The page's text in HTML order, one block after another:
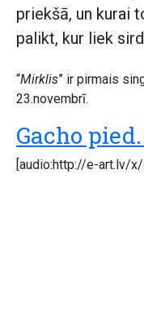
priekšā, un kurai
palikt, kur liek
“Mirklis” ir pirmais
23.novembrī.
Gacho
[audio:http://e-art.lv/